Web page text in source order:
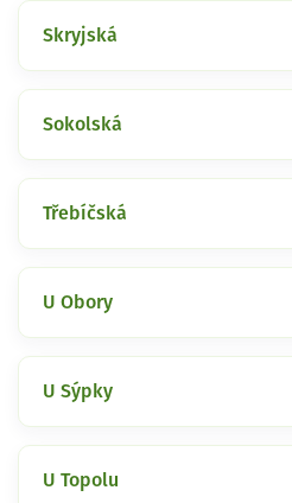
Skryjská
Sokolská
Třebíčská
U Obory
U Sýpky
U Topolu